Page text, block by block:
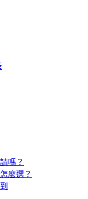
嗎？
麼選？